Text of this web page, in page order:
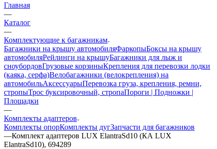
Главная
—
Каталог
—
Комплектующие к багажникам
Багажники на крышу автомобиляФаркопыБоксы на крышу
автомобиляРейлинги на крышуБагажники для лыж и
сноубордовГрузовые корзиныКрепления для перевозки лодки
(каяка, серфа)Велобагажники (велокрепления) на
автомобильАксессуарыПеревозка груза, крепления, ремни,
стропыТрос буксировочный, стропаПороги | Подножки |
Площадки
—
Комплекты адаптеров
Комплекты опорКомплекты дугЗапчасти для багажников
—Комплект адаптеров LUX ElantraSd10 (КА LUX
ElantraSd10), 694289